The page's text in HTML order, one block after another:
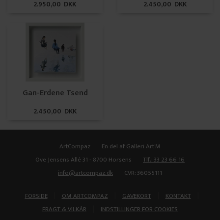
2.950,00 DKK 2.450,00 DKK
Gan-Erdene Tsend
2.450,00 DKK
ArtCompaz
En del af Galleri Art'M
Ove Jensens Allé 31 - 8700 Horsens
Tlf.: 33 23 66 16
info@artcompaz.dk
CVR: 36055111
FORSIDE OM ARTCOMPAZ GAVEKORT KONTAKT
FRAGT & VILKÅR INDSTILLINGER FOR COOKIES